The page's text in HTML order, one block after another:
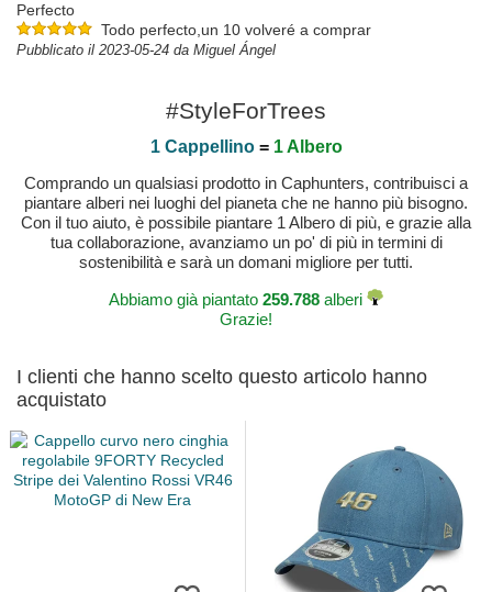
Perfecto
Todo perfecto,un 10 volveré a comprar
Pubblicato il 2023-05-24 da Miguel Ángel
#StyleForTrees
1 Cappellino= 1 Albero
Comprando un qualsiasi prodotto in Caphunters, contribuisci a
piantare alberi nei luoghi del pianeta che ne hanno più bisogno.
Con il tuo aiuto, è possibile piantare 1 Albero di più, e grazie alla
tua collaborazione, avanziamo un po' di più in termini di
sostenibilità e sarà un domani migliore per tutti.
Abbiamo già piantato 259.788 alberi
Grazie!
I clienti che hanno scelto questo articolo hanno
acquistato